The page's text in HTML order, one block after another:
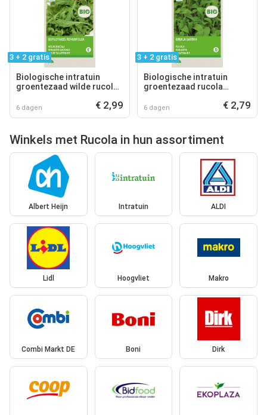
3 + 2 gratis
Biologische intratuin
groentezaad wilde rucola
6 dagen € 2,99
3 + 2 gratis
Biologische intratuin
groentezaad rucola
6 dagen € 2,79
Winkels met Rucola in hun assortiment
Albert Heijn Intratuin ALDI
Lidl Hoogvliet Makro
Combi Markt DE Boni Dirk